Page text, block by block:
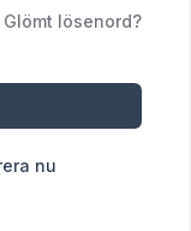
Glömt lösenord?
nu